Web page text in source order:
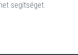
segítséget.